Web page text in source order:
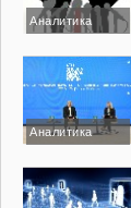
Аналитика
Аналитика